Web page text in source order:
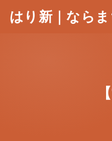
はり新｜なら